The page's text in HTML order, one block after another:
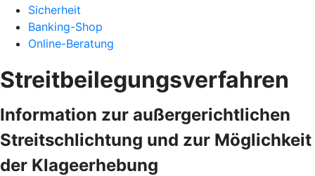
Sicherheit
Banking-Shop
Online-Beratung
Streitbeilegungsverfahren
Information zur außergerichtlichen
Streitschlichtung und zur Möglichkeit
der Klageerhebung